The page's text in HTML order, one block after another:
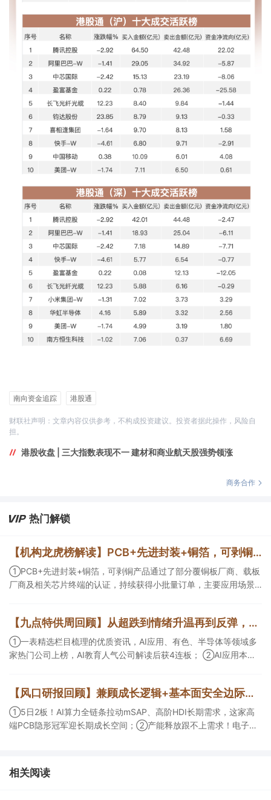
南向资金追踪 港股通
财联社声明：文章内容仅供参考，不构成投资建议。投资者据此操作，风险自
担。
港股收盘 | 三大指数表现不一 建材和商业航天股强势领涨
商务合作
热门解锁
【机构龙虎榜解读】PCB+先进封装+铜箔，可剥铜产品通过了部分覆铜板厂商、载板厂商及相关芯片终端的认证，持续获得小批量订单，主要应用场景包括芯片封装光模块用PCB，机构大额净买入这家公司
①PCB+先进封装+铜箔，可剥铜产品通过了部分覆铜板厂商、载板
厂商及相关芯片终端的认证，持续获得小批量订单，主要应用场景
等方面具有丰富经验，具备承接细胞与基因治疗产品商业化受托生
产的合规资质，这家公司获净买入。
【九点特供周回顾】从超跌到情绪升温再到反弹，栏目梳理AI应用题材逻辑，AI教育人气公司解读后获4连板
①一表精选栏目梳理的优质资讯，AI应用、有色、半导体等领域多
家热门公司上榜，AI教育人气公司解读后获4连板； ②AI应用本周
角前瞻产业供需情况，提及2家核心公司双双涨停。
【风口研报回顾】兼顾成长逻辑+基本面安全边际！王牌自营前瞻覆盖“pcb+MLCC+电子布”，梳理AI产业链优质标的“深坑起跳”
①5日2板！AI算力全链条拉动mSAP、高阶HDI长期需求，这家高
端PCB隐形冠军迎长期成长空间；②产能释放跟不上需求！电子布
价预期暂未被市场定价，王牌自营前瞻捕捉“预期差”，3日大涨
26%。
相关阅读